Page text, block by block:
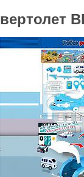
вертолет